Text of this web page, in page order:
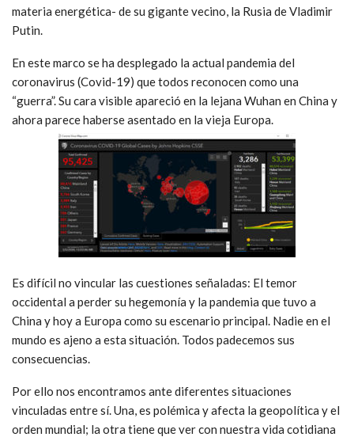
materia energética- de su gigante vecino, la Rusia de Vladimir
Putin.
En este marco se ha desplegado la actual pandemia del
coronavirus (Covid-19) que todos reconocen como una
“guerra”. Su cara visible apareció en la lejana Wuhan en China y
ahora parece haberse asentado en la vieja Europa.
Es difícil no vincular las cuestiones señaladas: El temor
occidental a perder su hegemonía y la pandemia que tuvo a
China y hoy a Europa como su escenario principal. Nadie en el
mundo es ajeno a esta situación. Todos padecemos sus
consecuencias.
Por ello nos encontramos ante diferentes situaciones
vinculadas entre sí. Una, es polémica y afecta la geopolítica y el
orden mundial; la otra tiene que ver con nuestra vida cotidiana